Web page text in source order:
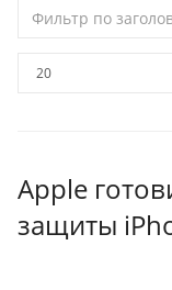
по
Apple
защиты